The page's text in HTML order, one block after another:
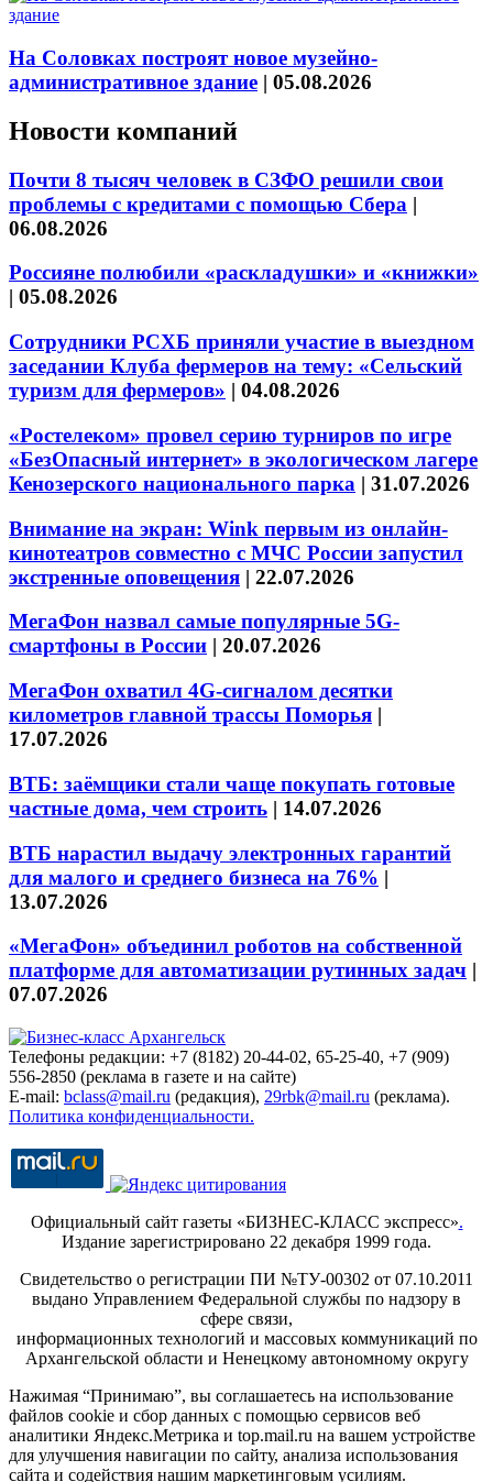
На Соловках построят новое музейно-
административное здание | 05.08.2026
Новости компаний
Почти 8 тысяч человек в СЗФО решили свои
проблемы с кредитами с помощью Сбера |
06.08.2026
Россияне полюбили «раскладушки» и «книжки»
| 05.08.2026
Сотрудники РСХБ приняли участие в выездном
заседании Клуба фермеров на тему: «Сельский
туризм для фермеров» | 04.08.2026
«Ростелеком» провел серию турниров по игре
«БезОпасный интернет» в экологическом лагере
Кенозерского национального парка | 31.07.2026
Внимание на экран: Wink первым из онлайн-
кинотеатров совместно с МЧС России запустил
экстренные оповещения | 22.07.2026
МегаФон назвал самые популярные 5G-
смартфоны в России | 20.07.2026
МегаФон охватил 4G-сигналом десятки
километров главной трассы Поморья |
17.07.2026
ВТБ: заёмщики стали чаще покупать готовые
частные дома, чем строить | 14.07.2026
ВТБ нарастил выдачу электронных гарантий
для малого и среднего бизнеса на 76% |
13.07.2026
«МегаФон» объединил роботов на собственной
платформе для автоматизации рутинных задач |
07.07.2026
Телефоны редакции: +7 (8182) 20-44-02, 65-25-40, +7 (909)
556-2850 (реклама в газете и на сайте)
E-mail: bclass@mail.ru (редакция), 29rbk@mail.ru (реклама).
Политика конфиденциальности.
Официальный сайт газеты «БИЗНЕС-КЛАСС экспресс».
Издание зарегистрировано 22 декабря 1999 года.
Свидетельство о регистрации ПИ №ТУ-00302 от 07.10.2011
выдано Управлением Федеральной службы по надзору в
сфере связи,
информационных технологий и массовых коммуникаций по
Архангельской области и Ненецкому автономному округу
Нажимая “Принимаю”, вы соглашаетесь на использование
файлов cookie и сбор данных с помощью сервисов веб
аналитики Яндекс.Метрика и top.mail.ru на вашем устройстве
для улучшения навигации по сайту, анализа использования
сайта и содействия нашим маркетинговым усилиям.